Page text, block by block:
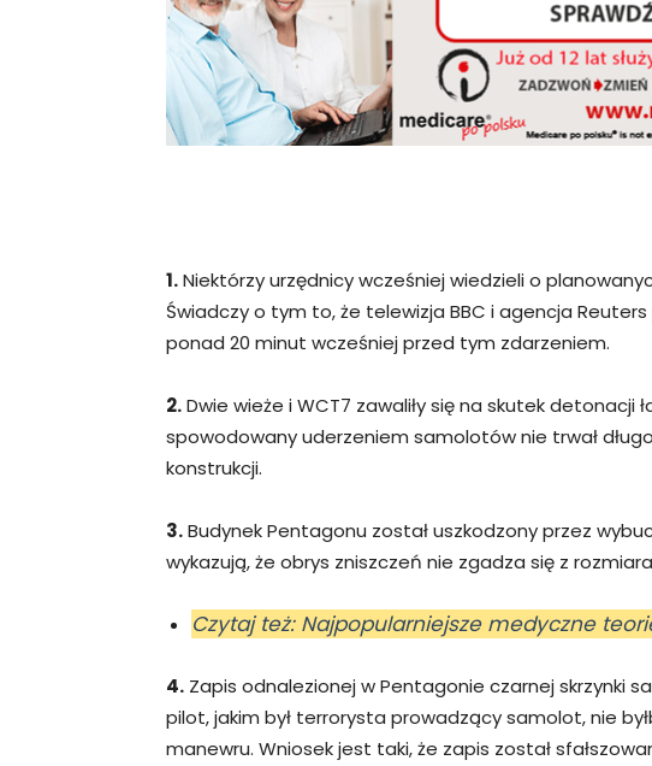
1.Niektórzy urzędnicy wcześniej wiedzieli o
Świadczy o tym to, że telewizja BBC i agencja
ponad 20 minut wcześniej przed tym zdarzeniem.
2.Dwie wieże i WCT7 zawaliły się na skutek detonacji
spowodowany uderzeniem samolotów nie trwał
konstrukcji.
3.Budynek Pentagonu został uszkodzony przez
wykazują, że obrys zniszczeń nie zgadza się z
Czytaj też: Najpopularniejsze medyczne
4. Zapis odnalezionej w Pentagonie czarnej skrzynki
pilot, jakim był terrorysta prowadzący samolot, nie
manewru. Wniosek jest taki, że zapis został